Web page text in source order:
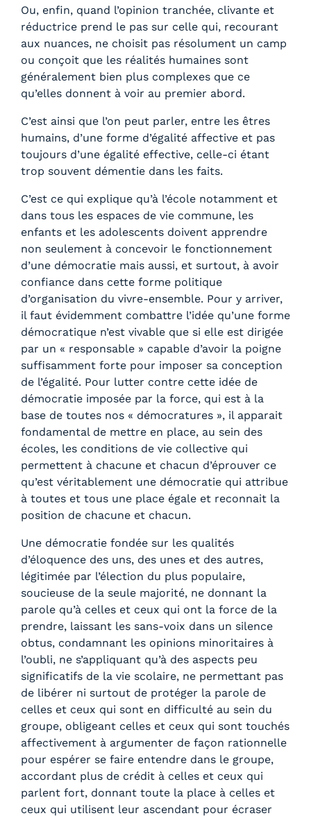
Ou, enfin, quand l’opinion tranchée, clivante et
réductrice prend le pas sur celle qui, recourant
aux nuances, ne choisit pas résolument un camp
ou conçoit que les réalités humaines sont
généralement bien plus complexes que ce
qu’elles donnent à voir au premier abord.
C’est ainsi que l’on peut parler, entre les êtres
humains, d’une forme d’égalité affective et pas
toujours d’une égalité effective, celle-ci étant
trop souvent démentie dans les faits.
C’est ce qui explique qu’à l’école notamment et
dans tous les espaces de vie commune, les
enfants et les adolescents doivent apprendre
non seulement à concevoir le fonctionnement
d’une démocratie mais aussi, et surtout, à avoir
confiance dans cette forme politique
d’organisation du vivre-ensemble. Pour y arriver,
il faut évidemment combattre l’idée qu’une forme
démocratique n’est vivable que si elle est dirigée
par un « responsable » capable d’avoir la poigne
suffisamment forte pour imposer sa conception
de l’égalité. Pour lutter contre cette idée de
démocratie imposée par la force, qui est à la
base de toutes nos « démocratures », il apparait
fondamental de mettre en place, au sein des
écoles, les conditions de vie collective qui
permettent à chacune et chacun d’éprouver ce
qu’est véritablement une démocratie qui attribue
à toutes et tous une place égale et reconnait la
position de chacune et chacun.
Une démocratie fondée sur les qualités
d’éloquence des uns, des unes et des autres,
légitimée par l’élection du plus populaire,
soucieuse de la seule majorité, ne donnant la
parole qu’à celles et ceux qui ont la force de la
prendre, laissant les sans-voix dans un silence
obtus, condamnant les opinions minoritaires à
l’oubli, ne s’appliquant qu’à des aspects peu
significatifs de la vie scolaire, ne permettant pas
de libérer ni surtout de protéger la parole de
celles et ceux qui sont en difficulté au sein du
groupe, obligeant celles et ceux qui sont touchés
affectivement à argumenter de façon rationnelle
pour espérer se faire entendre dans le groupe,
accordant plus de crédit à celles et ceux qui
parlent fort, donnant toute la place à celles et
ceux qui utilisent leur ascendant pour écraser